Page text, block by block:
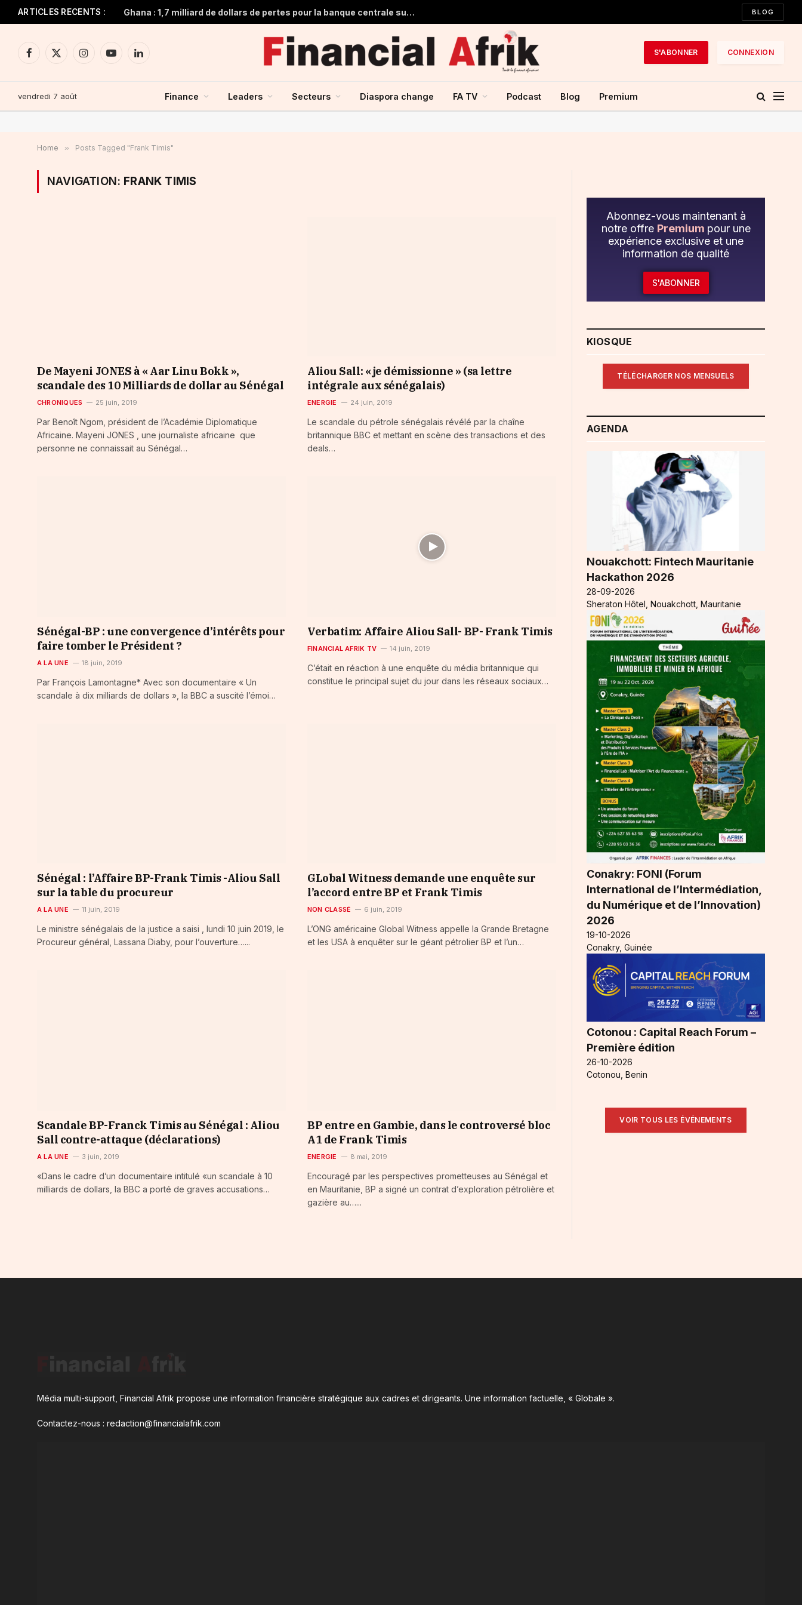
ARTICLES RECENTS : Ghana : 1,7 milliard de dollars de pertes pour la banque centrale sur ses achats d’or en 2025 BLOG
Facebook
X
InstagramYouTubeLinkedIn
S'ABONNER CONNEXION
vendredi 7 août Finance Leaders Secteurs Diaspora change FA TV Podcast Blog Premium
Home » Posts Tagged "Frank Timis"
NAVIGATION: FRANK TIMIS
De Mayeni JONES à « Aar Linu Bokk »,
scandale des 10 Milliards de dollar au Sénégal
CHRONIQUES 25 juin, 2019
Par Benoît Ngom, président de l’Académie Diplomatique
Africaine. Mayeni JONES , une journaliste africaine que
personne ne connaissait au Sénégal…
Aliou Sall: « je démissionne » (sa lettre
intégrale aux sénégalais)
ENERGIE 24 juin, 2019
Le scandale du pétrole sénégalais révélé par la chaîne
britannique BBC et mettant en scène des transactions et des
deals…
Sénégal-BP : une convergence d’intérêts pour
faire tomber le Président ?
A LA UNE 18 juin, 2019
Par François Lamontagne* Avec son documentaire « Un
scandale à dix milliards de dollars », la BBC a suscité l’émoi…
Verbatim: Affaire Aliou Sall- BP- Frank Timis
FINANCIAL AFRIK TV 14 juin, 2019
C’était en réaction à une enquête du média britannique qui
constitue le principal sujet du jour dans les réseaux sociaux…
Sénégal : l’Affaire BP-Frank Timis -Aliou Sall
sur la table du procureur
A LA UNE 11 juin, 2019
Le ministre sénégalais de la justice a saisi , lundi 10 juin 2019, le
Procureur général, Lassana Diaby, pour l’ouverture…...
GLobal Witness demande une enquête sur
l’accord entre BP et Frank Timis
NON CLASSÉ 6 juin, 2019
L’ONG américaine Global Witness appelle la Grande Bretagne
et les USA à enquêter sur le géant pétrolier BP et l’un…
Scandale BP-Franck Timis au Sénégal : Aliou
Sall contre-attaque (déclarations)
A LA UNE 3 juin, 2019
«Dans le cadre d’un documentaire intitulé «un scandale à 10
milliards de dollars, la BBC a porté de graves accusations…
BP entre en Gambie, dans le controversé bloc
A1 de Frank Timis
ENERGIE 8 mai, 2019
Encouragé par les perspectives prometteuses au Sénégal et
en Mauritanie, BP a signé un contrat d’exploration pétrolière et
gazière au…...
Abonnez-vous maintenant à
notre offre Premium pour une
expérience exclusive et une
information de qualité
S'ABONNER
KIOSQUE
TÉLÉCHARGER NOS MENSUELS
AGENDA
Nouakchott: Fintech Mauritanie
Hackathon 2026
28-09-2026
Sheraton Hôtel, Nouakchott, Mauritanie
Conakry: FONI (Forum
International de l’Intermédiation,
du Numérique et de l’Innovation)
2026
19-10-2026
Conakry, Guinée
Cotonou : Capital Reach Forum –
Première édition
26-10-2026
Cotonou, Benin
VOIR TOUS LES ÉVÉNEMENTS
Média multi-support, Financial Afrik propose une information financière stratégique aux cadres et dirigeants. Une information factuelle, « Globale ».
Contactez-nous : redaction@financialafrik.com